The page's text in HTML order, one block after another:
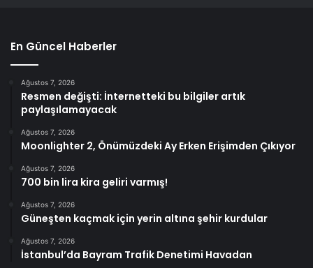
En Güncel Haberler
Ağustos 7, 2026
Resmen değişti: İnternetteki bu bilgiler artık
paylaşılamayacak
Ağustos 7, 2026
Moonlighter 2, Önümüzdeki Ay Erken Erişimden Çıkıyor
Ağustos 7, 2026
700 bin lira kira geliri varmış!
Ağustos 7, 2026
Güneşten kaçmak için yerin altına şehir kurdular
Ağustos 7, 2026
İstanbul’da Bayram Trafik Denetimi Havadan